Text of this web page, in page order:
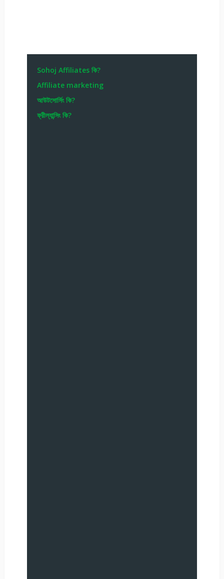
Sohoj Affiliates কি?
Affiliate marketing
আউটসোর্সিং কি?
ফ্রীল্যান্সিং কি?